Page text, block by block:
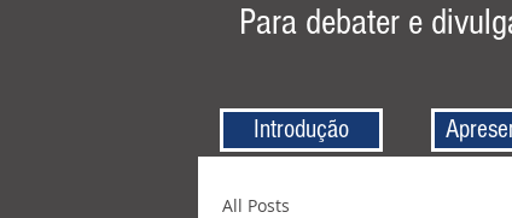
Para debater e
Introdução
All Posts